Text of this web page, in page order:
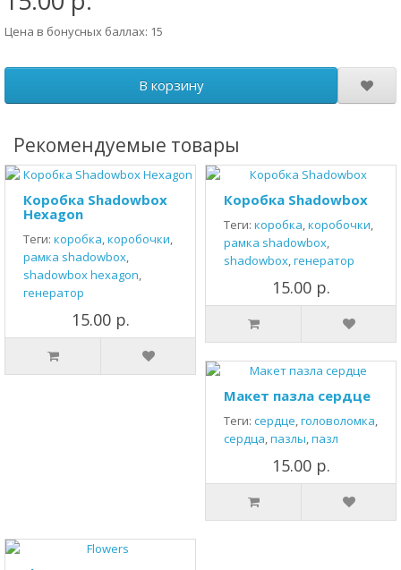
Цена в бонусных баллах: 15
В корзину
Рекомендуемые товары
Коробка Shadowbox
Hexagon
Теги: коробка,коробочки,
рамка shadowbox,
shadowbox hexagon,
генератор
15.00 р.
Коробка Shadowbox
Теги: коробка,коробочки,
рамка shadowbox,
shadowbox,генератор
15.00 р.
Макет пазла сердце
Теги: сердце,головоломка,
сердца,пазлы,пазл
15.00 р.